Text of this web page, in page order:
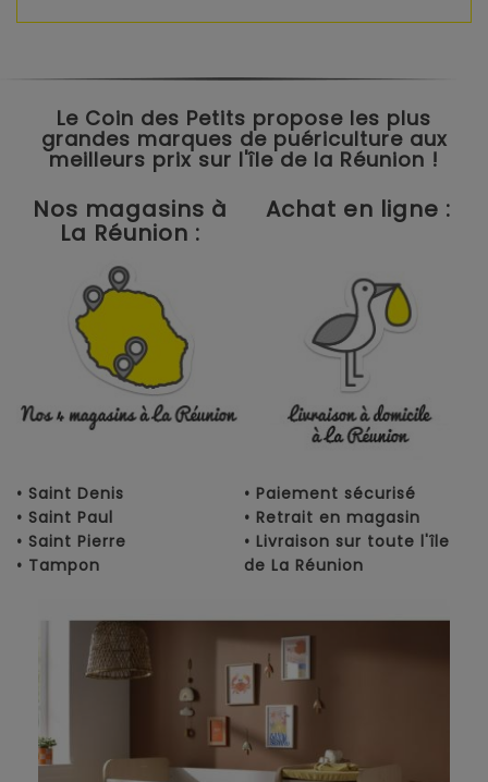
Le Coin des Petits propose les plus
grandes marques de puériculture aux
meilleurs prix sur l'île de la Réunion !
Nos magasins à
La Réunion :
Achat en ligne :
• Saint Denis
• Saint Paul
• Saint Pierre
• Tampon
• Paiement sécurisé
• Retrait en magasin
• Livraison sur toute l'île
de La Réunion